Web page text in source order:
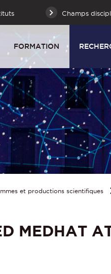
Champs
FORMATION
et productions scientifiques
MEDHAT